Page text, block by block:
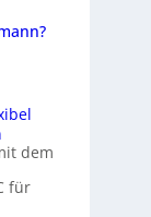
dem
für